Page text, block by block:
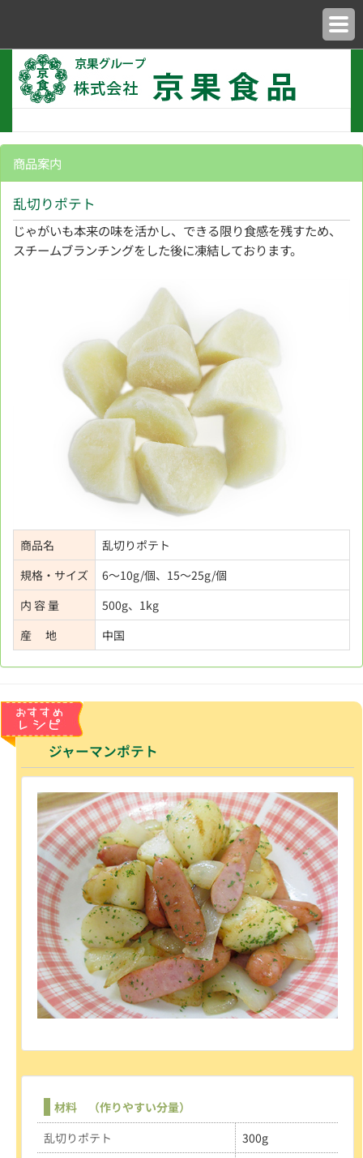
商品案内
乱切りポテト
じゃがいも本来の味を活かし、できる限り食感を残すため、
スチームブランチングをした後に凍結しております。
商品名
乱切りポテト
規格・サイズ
6～10g/個、 15～25g/個
内 容 量
500g、1kg
産 地
中国
ジャーマンポテト
材料 （作りやすい分量）
乱切りポテト
300g